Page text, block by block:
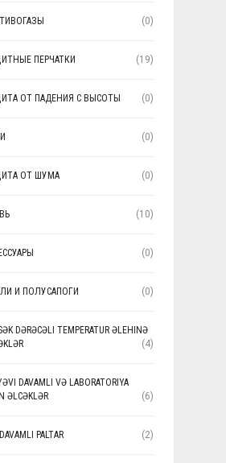
(0)
ПЕРЧАТКИ (19)
ОТ ПАДЕНИЯ С ВЫСОТЫ (0)
(0)
ОТ ШУМА (0)
(10)
(0)
И ПОЛУСАПОГИ (0)
DƏRƏCƏLI TEMPERATUR ƏLEHINƏ
(4)
DAVAMLI VƏ LABORATORIYA
ƏLCƏKLƏR
(6)
PALTAR (2)